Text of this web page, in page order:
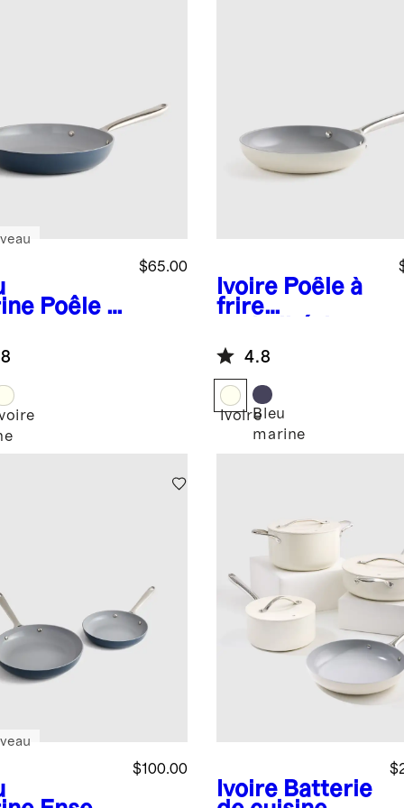
Poêle à
po
$65.00
Ivoire Poêle à
frire
en céramique
de 8 pouces
4.8
IvoireBleu
marine
$100.00
Ivoire Batterie